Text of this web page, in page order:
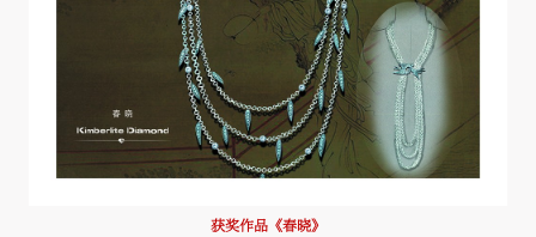
获奖作品《春晓》